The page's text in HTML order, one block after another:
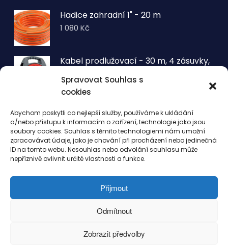
Spravovat Souhlas s
cookies
Abychom poskytli co nejlepší služby, používáme k ukládání
a/nebo přístupu k informacím o zařízení, technologie jako jsou
soubory cookies. Souhlas s těmito technologiemi nám umožní
zpracovávat údaje, jako je chování při procházení nebo jedinečná
ID na tomto webu. Nesouhlas nebo odvolání souhlasu může
nepříznivě ovlivnit určité vlastnosti a funkce.
Přijmout
Odmítnout
Zobrazit předvolby
Hadice zahradní 1" - 20 m
1 080Kč
Kabel prodlužovací - 30 m, 4 zásuvky,
1 260Kč
drátů 50 LED - teplá bílá
343Kč
© 2022 - EshopseSportem.cz. Vytvořeno
TvorbaWebuPraha.cz